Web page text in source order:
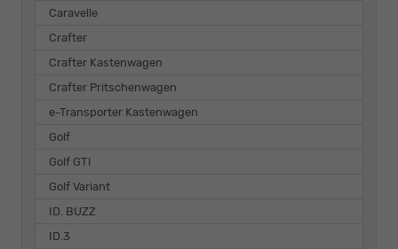
Caravelle
Crafter
Crafter Kastenwagen
Crafter Pritschenwagen
e-Transporter Kastenwagen
Golf
Golf GTI
Golf Variant
ID. BUZZ
ID.3